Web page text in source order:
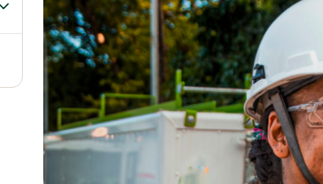
Alternar submenu de Redes sociais